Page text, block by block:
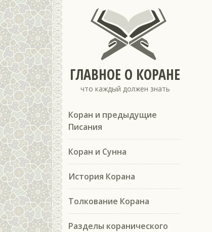
ГЛАВНОЕ О КОРАНЕ
что каждый должен знать
Коран и предыдущие
Писания
Коран и Сунна
История Корана
Толкование Корана
Разделы коранического